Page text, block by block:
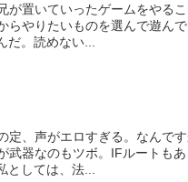
が置いていったゲームをやる
やりたいものを選んで遊んで
。読めない...
定、声がエロすぎる。なんで
武器なのもツボ。IFルートも
としては、法...